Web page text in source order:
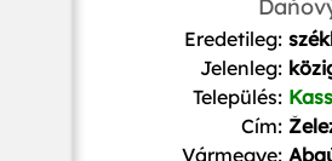
Eredetileg:
Jelenleg:
Település:
Cím:
Vármegye: